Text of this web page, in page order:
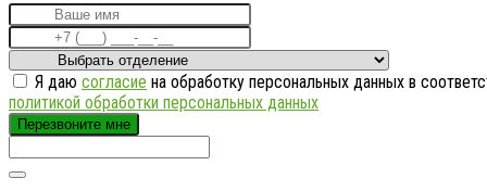
Я даю согласие на обработку персональных данных в
политикой обработки персональных данных
Перезвоните мне